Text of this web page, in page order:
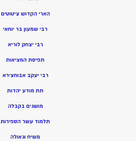
הארי הקדוש ציטוטים
רבי שמעון בר יוחאי
רבי יצחק לוריא
תפיסת המציאות
רבי יעקב אבוחצירא
תת מודע יהדות
מושגים בקבלה
תלמוד עשר הספירות
משיח וגאולה